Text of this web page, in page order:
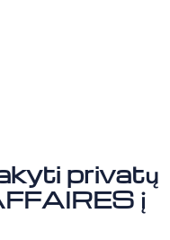
privatų
į